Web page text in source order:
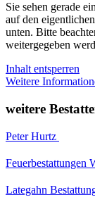
Sie sehen gerade
auf den
unten. Bitte
weitergegeben
Inhalt entsperren
Weitere
weitere
Peter Hurtz
Feuerbestattungen
Lategahn